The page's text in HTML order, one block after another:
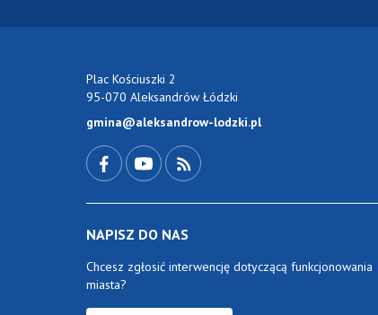
Plac Kościuszki 2
95-070 Aleksandrów Łódzki
gmina@aleksandrow-lodzki.pl
NAPISZ DO NAS
Chcesz zgłosić interwencję dotyczącą funkcjonowania
miasta?